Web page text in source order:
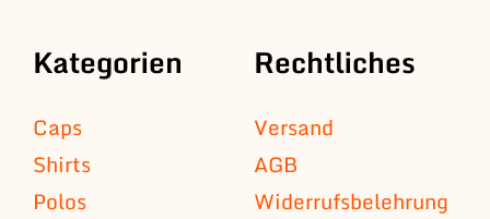
Kategorien
Caps
Shirts
Polos
Rechtliches
Versand
AGB
Widerrufsbelehrung